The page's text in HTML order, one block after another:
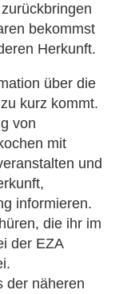
bekommst
Herkunft.
über die
kurz kommt.
von
mit
und
informieren.
die ihr im
der EZA
der näheren